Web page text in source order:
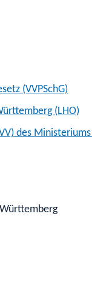
(VVPSchG)
(LHO)
des